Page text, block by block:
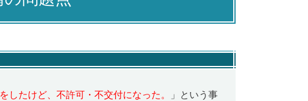
したけど、不許可・不交付になった。
」という事